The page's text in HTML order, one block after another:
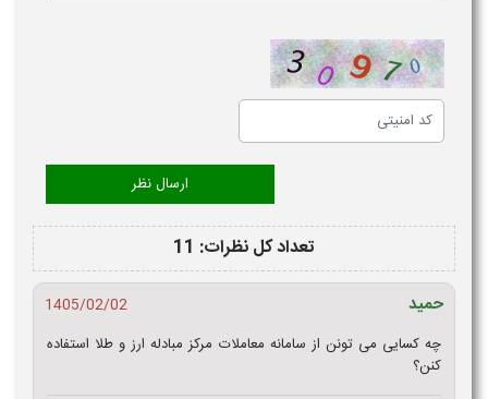
تعداد کل نظرات: 11
حمید
1405/02/02
چه کسایی می تونن از سامانه معاملات مرکز مبادله ارز و طلا استفاده
کنن؟